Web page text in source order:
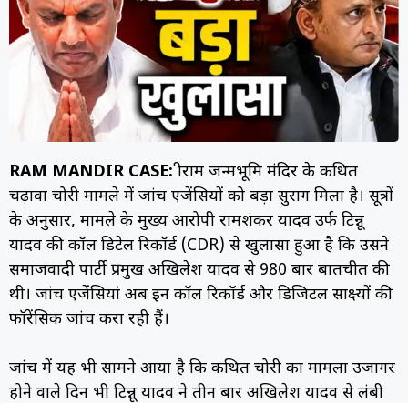
RAM MANDIR CASE:श्रीराम जन्मभूमि मंदिर के कथित
चढ़ावा चोरी मामले में जांच एजेंसियों को बड़ा सुराग मिला है। सूत्रों
के अनुसार, मामले के मुख्य आरोपी रामशंकर यादव उर्फ टिन्नू
यादव की कॉल डिटेल रिकॉर्ड (CDR) से खुलासा हुआ है कि उसने
समाजवादी पार्टी प्रमुख अखिलेश यादव से 980 बार बातचीत की
थी। जांच एजेंसियां अब इन कॉल रिकॉर्ड और डिजिटल साक्ष्यों की
फॉरेंसिक जांच करा रही हैं।
जांच में यह भी सामने आया है कि कथित चोरी का मामला उजागर
होने वाले दिन भी टिन्नू यादव ने तीन बार अखिलेश यादव से लंबी